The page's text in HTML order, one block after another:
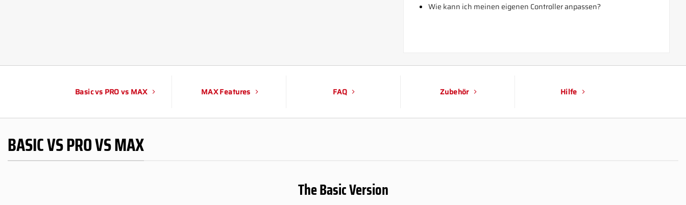
Wie kann ich meinen eigenen Controller anpassen?
Basic vs PRO vs MAX MAX Features FAQ Zubehör Hilfe
BASIC VS PRO VS MAX
The Basic Version